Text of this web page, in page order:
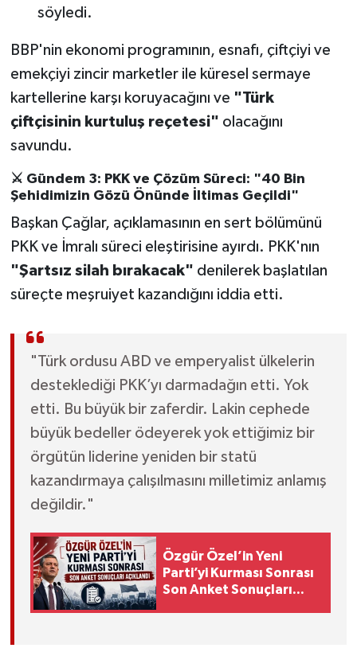
söyledi.
BBP'nin ekonomi programının, esnafı, çiftçiyi ve
emekçiyi zincir marketler ile küresel sermaye
kartellerine karşı koruyacağını ve "Türk
çiftçisinin kurtuluş reçetesi" olacağını
savundu.
⚔️ Gündem 3: PKK ve Çözüm Süreci: "40 Bin
Şehidimizin Gözü Önünde İltimas Geçildi"
Başkan Çağlar, açıklamasının en sert bölümünü
PKK ve İmralı süreci eleştirisine ayırdı. PKK'nın
"Şartsız silah bırakacak" denilerek başlatılan
süreçte meşruiyet kazandığını iddia etti.
"Türk ordusu ABD ve emperyalist ülkelerin
desteklediği PKK’yı darmadağın etti. Yok
etti. Bu büyük bir zaferdir. Lakin cephede
büyük bedeller ödeyerek yok ettiğimiz bir
örgütün liderine yeniden bir statü
kazandırmaya çalışılmasını milletimiz anlamış
değildir."
Özgür Özel’in Yeni
Parti’yi Kurması Sonrası
Son Anket Sonuçları